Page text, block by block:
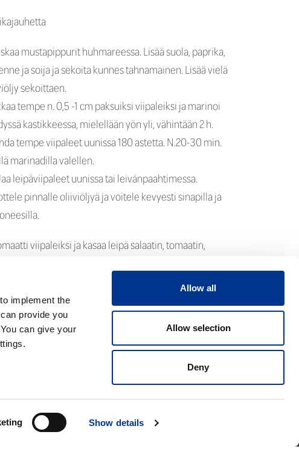
implement the
provide you
can give your
Show details
Allow all
Allow selection
Deny
mustapippurit huhmareessa. Lisää suola, paprika,
ja soija ja sekoita kunnes tahnamainen. Lisää vielä
sekoittaen.
tempe n. 0,5 -1 cm paksuiksi viipaleiksi ja marinoi
kastikkeessa, mielellään yön yli, vähintään 2 h.
tempe viipaleet uunissa 180 astetta. N.20-30 min.
marinadilla valellen.
leipäviipaleet uunissa tai leivänpaahtimessa.
pinnalle oliiviöljyä ja voitele kevyesti sinapilla ja
viipaleiksi ja kasaa leipä salaatin, tomaatin,
Käyttöehdot
Seuraa meitä: